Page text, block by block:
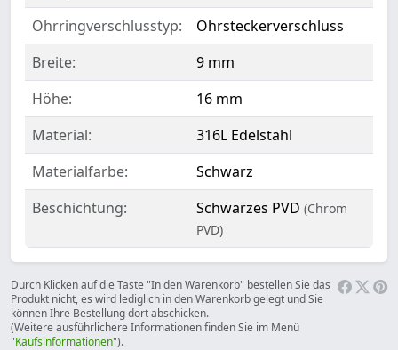
Ohrringverschlusstyp:
Ohrsteckerverschluss
Breite:
9 mm
Höhe:
16 mm
Material:
316L Edelstahl
Materialfarbe:
Schwarz
Beschichtung:
Schwarzes PVD (Chrom
PVD)
Durch Klicken auf die Taste "In den Warenkorb" bestellen Sie das
Produkt nicht, es wird lediglich in den Warenkorb gelegt und Sie
können Ihre Bestellung dort abschicken.
(Weitere ausführlichere Informationen finden Sie im Menü
"Kaufsinformationen").